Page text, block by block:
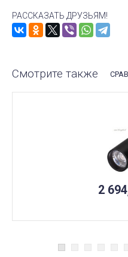
РАССКАЗАТЬ ДРУЗЬЯМ!
Смотрите также
2